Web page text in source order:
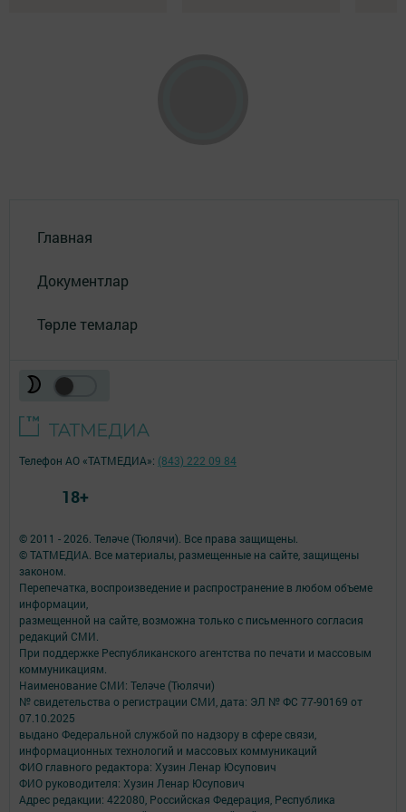
Главная
Документлар
Төрле темалар
© 2011 - 2026. Теләче (Тюлячи). Все права защищены.
© ТАТМЕДИА. Все материалы, размещенные на сайте, защищены
законом.
Перепечатка, воспроизведение и распространение в любом объеме
информации,
размещенной на сайте, возможна только с письменного согласия
редакций СМИ.
При поддержке Республиканского агентства по печати и массовым
коммуникациям.
Наименование СМИ: Теләче (Тюлячи)
№ свидетельства о регистрации СМИ, дата: ЭЛ № ФС 77-90169 от
07.10.2025
выдано Федеральной службой по надзору в сфере связи,
информационных технологий и массовых коммуникаций
ФИО главного редактора: Хузин Ленар Юсупович
ФИО руководителя: Хузин Ленар Юсупович
Адрес редакции: 422080, Российская Федерация, Республика
Телефон АО «ТАТМЕДИА»: (843) 222 09 84
18+